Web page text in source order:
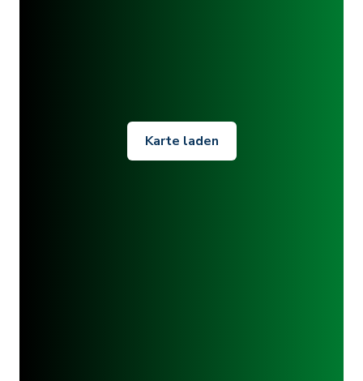
Karte laden